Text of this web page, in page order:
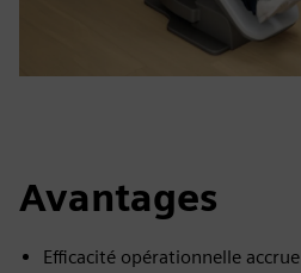
Avantages
Efficacité opérationnelle accrue